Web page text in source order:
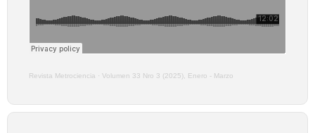
Revista Metrociencia · Volumen 33 Nro 3 (2025), Enero - Marzo